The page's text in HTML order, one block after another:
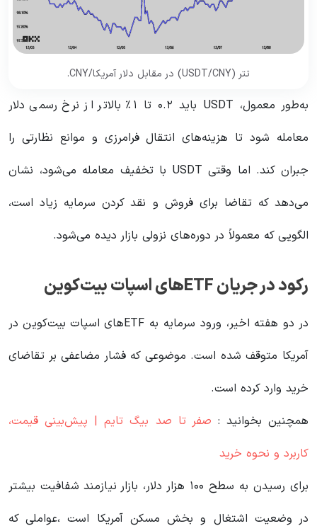
تتر (USDT/CNY) در مقابل دلار آمریکا/CNY.
به‌طور معمول، USDT باید ۰.۲ تا ۱٪ بالاتر از نرخ رسمی دلار
معامله شود تا هزینه‌های انتقال فرامرزی و موانع نظارتی را
جبران کند. اما وقتی USDT با تخفیف معامله می‌شود، نشان
می‌دهد که تقاضا برای فروش و نقد کردن سرمایه زیاد است،
الگویی که معمولاً در دوره‌های نزولی بازار دیده می‌شود.
رکود در جریان ETFهای اسپات بیت‌کوین
در دو هفته اخیر، ورود سرمایه به ETFهای اسپات بیت‌کوین در
آمریکا متوقف شده است. موضوعی که فشار مضاعفی بر تقاضای
خرید وارد کرده است.
همچنین بخوانید : صفر تا صد بیگ تایم | پیش‌بینی قیمت،
کاربرد و نحوه خرید
برای رسیدن به سطح ۱۰۰ هزار دلار، بازار نیازمند شفافیت بیشتر
در وضعیت اشتغال و بخش مسکن آمریکا است ،عواملی که